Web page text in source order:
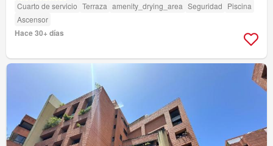
Cuarto de servicio Terraza amenity_drying_area Seguridad Piscina
Ascensor
Hace 30+ días